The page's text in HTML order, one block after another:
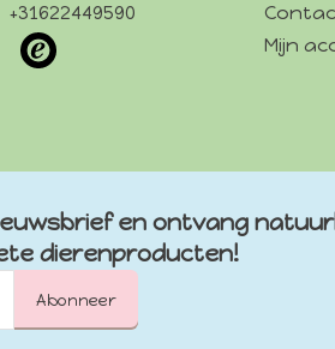
+31622449590
Mijn
en ontvang
dierenproducten!
Abonneer